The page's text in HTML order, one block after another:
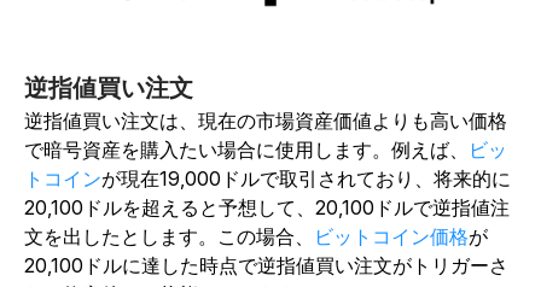
逆指値買い注文
逆指値買い注文は、現在の市場資産価値よりも高い価格
で暗号資産を購入たい場合に使用します。例えば、
ビッ
トコインが現在19,000ドルで取引されており、将来的に
20,100ドルを超えると予想して、20,100ドルで逆指値注
文を出したとします。この場合、
ビットコイン価格が
20,100ドルに達した時点で逆指値買い注文がトリガーさ